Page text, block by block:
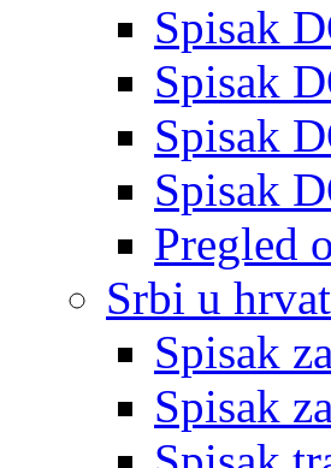
Spisak
Spisak
Spisak
Spisak
Pregled
Srbi u
Spisak
Spisak